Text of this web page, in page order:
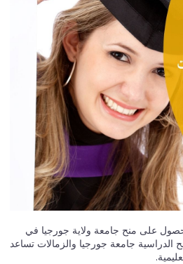
على منح جامعة ولاية جورجيا في
الدراسية جامعة جورجيا والزمالات تساعد